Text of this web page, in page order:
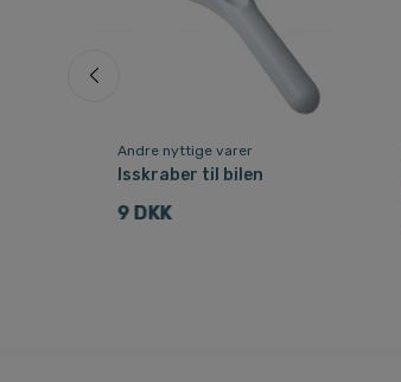
Andre nyttige varer
Isskraber til bilen
9 DKK